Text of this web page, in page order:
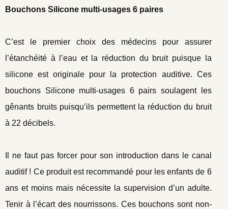
Bouchons Silicone multi-usages 6 paires
C’est le premier choix des médecins pour assurer
l’étanchéité à l’eau et la réduction du bruit puisque la
silicone est originale pour la protection auditive. Ces
bouchons Silicone multi-usages 6 pairs soulagent les
gênants bruits puisqu’ils permettent la réduction du bruit
à 22 décibels.
Il ne faut pas forcer pour son introduction dans le canal
auditif ! Ce produit est recommandé pour les enfants de 6
ans et moins mais nécessite la supervision d’un adulte.
Tenir à l’écart des nourrissons. Ces bouchons sont non-